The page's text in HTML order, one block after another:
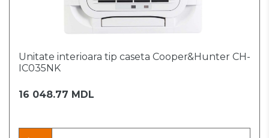
Unitate interioara tip caseta Cooper&Hunter CH-
IC035NK
16 048.77 MDL